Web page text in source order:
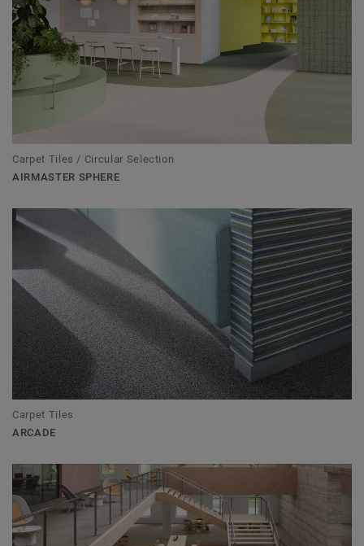
Carpet Tiles / Circular Selection
AIRMASTER SPHERE
Carpet Tiles
ARCADE